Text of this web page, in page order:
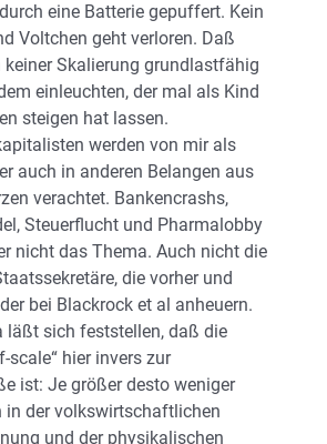
eine Batterie gepuffert. Kein
Voltchen geht verloren. Daß
Skalierung grundlastfähig
einleuchten, der mal als Kind
steigen hat lassen.
werden von mir als
auch in anderen Belangen aus
verachtet. Bankencrashs,
Steuerflucht und Pharmalobby
nicht das Thema. Auch nicht die
die vorher und
bei Blackrock et al anheuern.
läßt sich feststellen, daß die
scale“ hier invers zur
ist: Je größer desto weniger
in der volkswirtschaftlichen
und der physikalischen